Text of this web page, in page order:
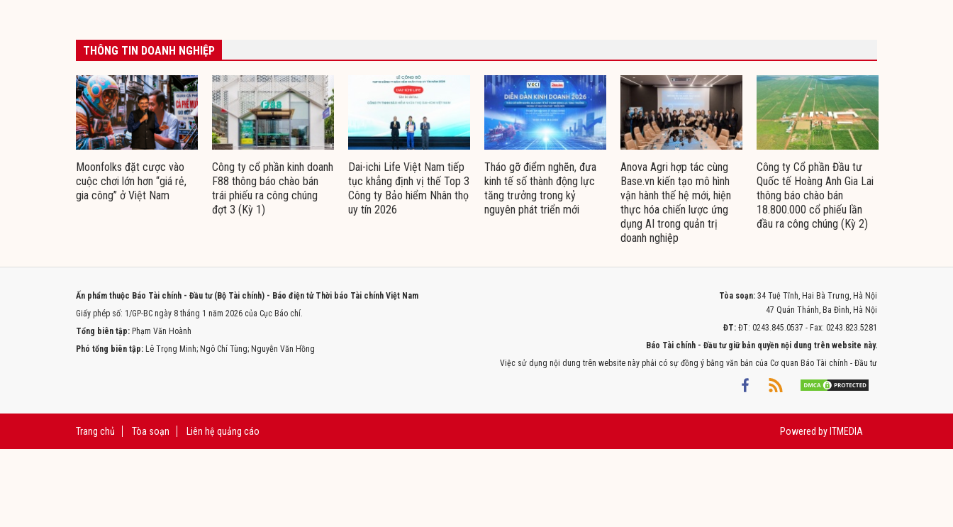
THÔNG TIN DOANH NGHIỆP
Moonfolks đặt cược vào
cuộc chơi lớn hơn “giá rẻ,
gia công” ở Việt Nam
Công ty cổ phần kinh doanh
F88 thông báo chào bán
trái phiếu ra công chúng
đợt 3 (Kỳ 1)
Dai-ichi Life Việt Nam tiếp
tục khẳng định vị thế Top 3
Công ty Bảo hiểm Nhân thọ
uy tín 2026
Tháo gỡ điểm nghẽn, đưa
kinh tế số thành động lực
tăng trưởng trong kỷ
nguyên phát triển mới
Anova Agri hợp tác cùng
Base.vn kiến tạo mô hình
vận hành thế hệ mới, hiện
thực hóa chiến lược ứng
dụng AI trong quản trị
doanh nghiệp
Công ty Cổ phần Đầu tư
Quốc tế Hoàng Anh Gia Lai
thông báo chào bán
18.800.000 cổ phiếu lần
đầu ra công chúng (Kỳ 2)
Ấn phẩm thuộc Báo Tài chính - Đầu tư (Bộ Tài chính) - Báo điện tử Thời báo Tài chính Việt Nam
Giấy phép số: 1/GP-BC ngày 8 tháng 1 năm 2026 của Cục Báo chí.
Tổng biên tập: Phạm Văn Hoành
Phó tổng biên tập: Lê Trọng Minh; Ngô Chí Tùng; Nguyễn Văn Hồng
Tòa soạn: 34 Tuệ Tĩnh, Hai Bà Trưng, Hà Nội
47 Quán Thánh, Ba Đình, Hà Nội
ĐT: ĐT: 0243.845.0537 - Fax: 0243.823.5281
Báo Tài chính - Đầu tư giữ bản quyền nội dung trên website này.
Việc sử dụng nội dung trên website này phải có sự đồng ý bằng văn bản của Cơ quan Báo Tài chính - Đầu tư
Trang chủ Tòa soạn Liên hệ quảng cáo Powered by ITMEDIA